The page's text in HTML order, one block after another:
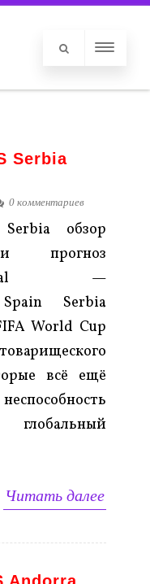
Serbia
0 комментариев
обзор
прогноз
—
Serbia
World Cup
всё ещё
Читать далее